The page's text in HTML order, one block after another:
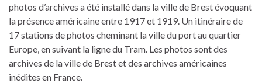
photos d’archives a été installé dans la ville de Brest évoquant
la présence américaine entre 1917 et 1919. Un itinéraire de
17 stations de photos cheminant la ville du port au quartier
Europe, en suivant la ligne du Tram. Les photos sont des
archives de la ville de Brest et des archives américaines
inédites en France.